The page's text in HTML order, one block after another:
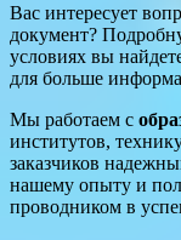
Вас интересует
документ?
условиях вы
для больше
Мы работаем с
институтов,
заказчиков
нашему опыту и
проводником в